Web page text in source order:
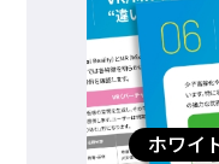
ホワイ